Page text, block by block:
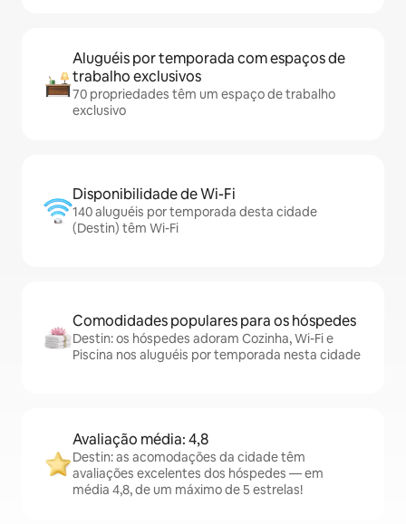
Aluguéis por temporada com espaços de
trabalho exclusivos
70 propriedades têm um espaço de trabalho
exclusivo
Disponibilidade de Wi-Fi
140 aluguéis por temporada desta cidade
(Destin) têm Wi-Fi
Comodidades populares para os hóspedes
Destin: os hóspedes adoram Cozinha, Wi-Fi e
Piscina nos aluguéis por temporada nesta cidade
Avaliação média: 4,8
Destin: as acomodações da cidade têm
avaliações excelentes dos hóspedes — em
média 4,8, de um máximo de 5 estrelas!